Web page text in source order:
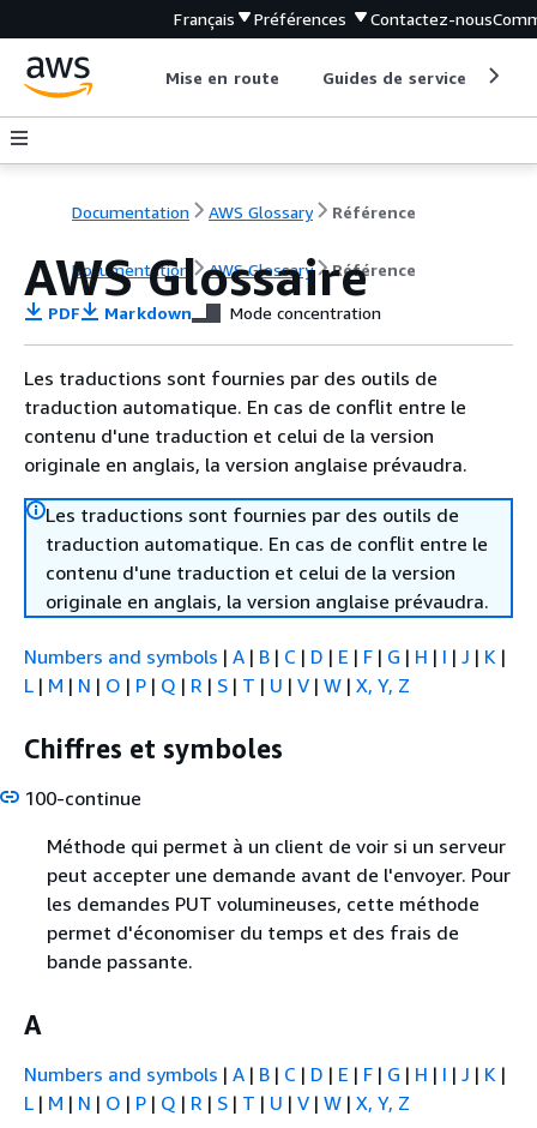
Français Préférences Contactez-nous
Mise en route Guides de service
Documentation AWS Glossary Référence
Documentation AWS Glossary Référence
AWS Glossaire
PDF Markdown Mode concentration
Les traductions sont fournies par des outils de
traduction automatique. En cas de conflit entre le
contenu d'une traduction et celui de la version
originale en anglais, la version anglaise prévaudra.
Les traductions sont fournies par des outils de
traduction automatique. En cas de conflit entre le
contenu d'une traduction et celui de la version
originale en anglais, la version anglaise prévaudra.
Numbers and symbols | A | B | C | D | E | F | G | H | I | J | K |
L | M | N | O | P | Q | R | S | T | U | V | W | X, Y, Z
Chiffres et symboles
100-continue
Méthode qui permet à un client de voir si un serveur
peut accepter une demande avant de l'envoyer. Pour
les demandes PUT volumineuses, cette méthode
permet d'économiser du temps et des frais de
bande passante.
A
Numbers and symbols | A | B | C | D | E | F | G | H | I | J | K |
L | M | N | O | P | Q | R | S | T | U | V | W | X, Y, Z